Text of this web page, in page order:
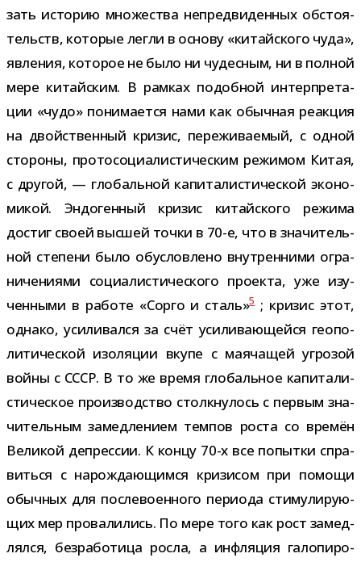
зать исто­рию мно­же­ства непред­ви­ден­ных обсто­я­
тельств, кото­рые легли в основу «китай­ского чуда»,
явле­ния, кото­рое не было ни чудес­ным, ни в пол­ной
мере китай­ским. В рам­ках подоб­ной интер­пре­та­
ции «чудо» пони­ма­ется нами как обыч­ная реак­ция
на двой­ствен­ный кри­зис, пере­жи­ва­е­мый, с одной
сто­роны, про­то­со­ци­а­ли­сти­че­ским режи­мом Китая,
с дру­гой, — гло­баль­ной капи­та­ли­сти­че­ской эко­но­
ми­кой. Эндогенный кри­зис китай­ского режима
достиг своей выс­шей точки в 70-​е, что в зна­чи­тель­
ной сте­пени было обу­слов­лено внут­рен­ними огра­
ни­че­ни­ями соци­а­ли­сти­че­ского про­екта, уже изу­
чен­ными в работе «Сорго и сталь»5 ; кри­зис этот,
однако, уси­ли­вался за счёт уси­ли­ва­ю­щейся гео­по­
ли­ти­че­ской изо­ля­ции вкупе с мая­ча­щей угро­зой
войны с СССР. В то же время гло­баль­ное капи­та­ли­
сти­че­ское про­из­вод­ство столк­ну­лось с пер­вым зна­
чи­тель­ным замед­ле­нием тем­пов роста со вре­мён
Великой депрес­сии. К концу 70-​х все попытки спра­
виться с нарож­да­ю­щимся кри­зи­сом при помощи
обыч­ных для после­во­ен­ного пери­ода сти­му­ли­ру­ю­
щих мер про­ва­ли­лись. По мере того как рост замед­
лялся, без­ра­бо­тица росла, а инфля­ция гало­пи­ро­